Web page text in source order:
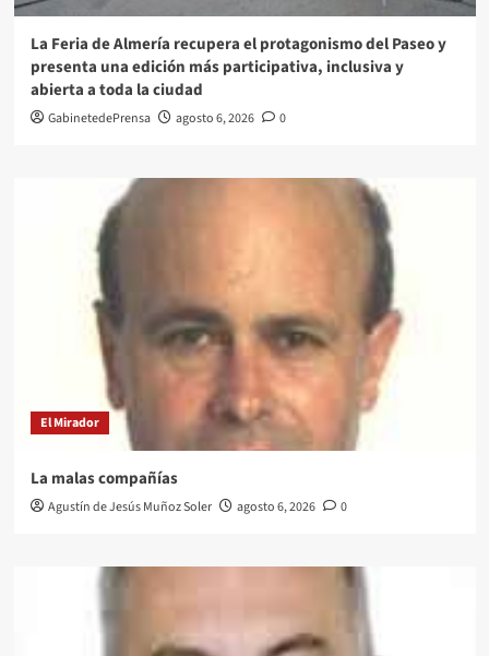
La Feria de Almería recupera el protagonismo del Paseo y
presenta una edición más participativa, inclusiva y
abierta a toda la ciudad
GabinetedePrensa agosto 6, 2026 0
El Mirador
La malas compañías
Agustín de Jesús Muñoz Soler agosto 6, 2026 0